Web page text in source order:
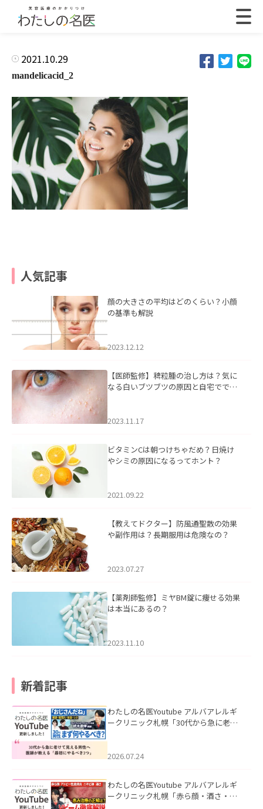
2021.10.29
mandelicacid_2
人気記事
顔の大きさの平均はどのくらい？小顔
の基準も解説
2023.12.12
【医師監修】稗粒腫の治し方は？気に
なる白いブツブツの原因と自宅ででき
2023.11.17
ビタミンCは朝つけちゃだめ？日焼け
やシミの原因になるってホント？
2021.09.22
【教えてドクター】防風通聖散の効果
や副作用は？長期服用は危険なの？
2023.07.27
【薬剤師監修】ミヤBM錠に痩せる効果
は本当にあるの？
2023.11.10
新着記事
わたしの名医Youtube アルバアレルギ
ークリニック札幌「30代から急に老け
た。
2026.07.24
わたしの名医Youtube アルバアレルギ
ークリニック札幌「赤ら顔・酒さ・ニ